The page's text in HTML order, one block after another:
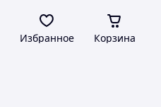
Избранное Корзина